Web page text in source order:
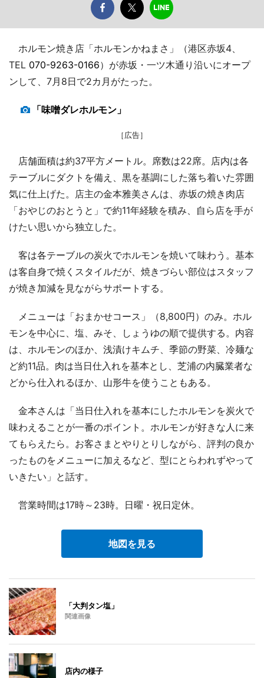
ホルモン焼き店「ホルモンかねまさ」（港区赤坂4、
TEL 070-9263-0166）が赤坂・一ツ木通り沿いにオープ
ンして、7月8日で2カ月がたった。
「味噌ダレホルモン」
［広告］
店舗面積は約37平方メートル。席数は22席。店内は各
テーブルにダクトを備え、黒を基調にした落ち着いた雰囲
気に仕上げた。店主の金本雅美さんは、赤坂の焼き肉店
「おやじのおとうと」で約11年経験を積み、自ら店を手が
けたい思いから独立した。
客は各テーブルの炭火でホルモンを焼いて味わう。基本
は客自身で焼くスタイルだが、焼きづらい部位はスタッフ
が焼き加減を見ながらサポートする。
メニューは「おまかせコース」（8,800円）のみ。ホル
モンを中心に、塩、みそ、しょうゆの順で提供する。内容
は、ホルモンのほか、浅漬けキムチ、季節の野菜、冷麺な
ど約11品。肉は当日仕入れを基本とし、芝浦の内臓業者な
どから仕入れるほか、山形牛を使うこともある。
金本さんは「当日仕入れを基本にしたホルモンを炭火で
味わえることが一番のポイント。ホルモンが好きな人に来
てもらえたら。お客さまとやりとりしながら、評判の良か
ったものをメニューに加えるなど、型にとらわれずやって
いきたい」と話す。
営業時間は17時～23時。日曜・祝日定休。
地図を見る
「大判タン塩」
関連画像
店内の様子